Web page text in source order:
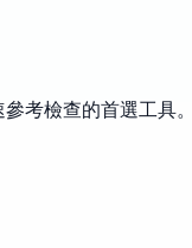
考檢查的首選工具